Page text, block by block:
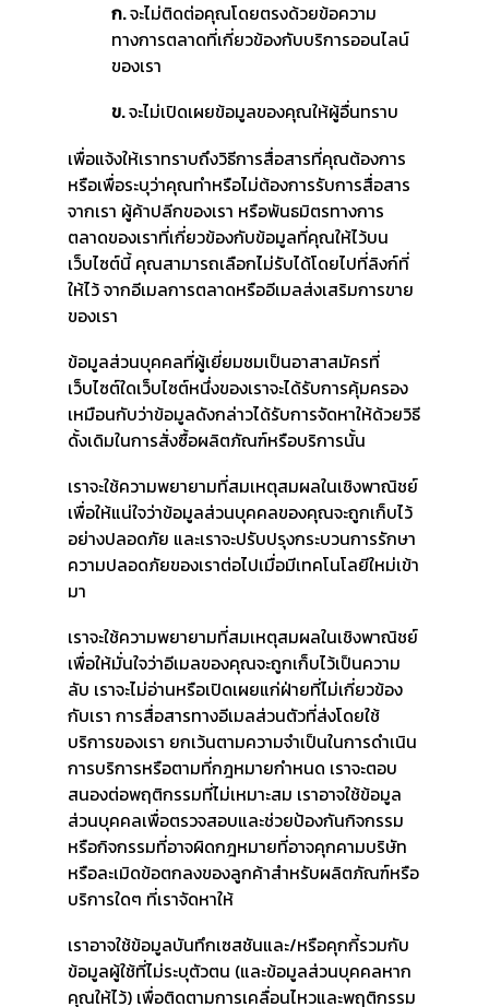
ก.จะไม่ติดต่อคุณโดยตรงด้วยข้อความ
ทางการตลาดที่เกี่ยวข้องกับบริการออนไลน์
ของเรา
ข.จะไม่เปิดเผยข้อมูลของคุณให้ผู้อื่นทราบ
เพื่อแจ้งให้เราทราบถึงวิธีการสื่อสารที่คุณต้องการ
หรือเพื่อระบุว่าคุณทำหรือไม่ต้องการรับการสื่อสาร
จากเรา ผู้ค้าปลีกของเรา หรือพันธมิตรทางการ
ตลาดของเราที่เกี่ยวข้องกับข้อมูลที่คุณให้ไว้บน
เว็บไซต์นี้ คุณสามารถเลือกไม่รับได้โดยไปที่ลิงก์ที่
ให้ไว้ จากอีเมลการตลาดหรืออีเมลส่งเสริมการขาย
ของเรา
ข้อมูลส่วนบุคคลที่ผู้เยี่ยมชมเป็นอาสาสมัครที่
เว็บไซต์ใดเว็บไซต์หนึ่งของเราจะได้รับการคุ้มครอง
เหมือนกับว่าข้อมูลดังกล่าวได้รับการจัดหาให้ด้วยวิธี
ดั้งเดิมในการสั่งซื้อผลิตภัณฑ์หรือบริการนั้น
เราจะใช้ความพยายามที่สมเหตุสมผลในเชิงพาณิชย์
เพื่อให้แน่ใจว่าข้อมูลส่วนบุคคลของคุณจะถูกเก็บไว้
อย่างปลอดภัย และเราจะปรับปรุงกระบวนการรักษา
ความปลอดภัยของเราต่อไปเมื่อมีเทคโนโลยีใหม่เข้า
มา
เราจะใช้ความพยายามที่สมเหตุสมผลในเชิงพาณิชย์
เพื่อให้มั่นใจว่าอีเมลของคุณจะถูกเก็บไว้เป็นความ
ลับ เราจะไม่อ่านหรือเปิดเผยแก่ฝ่ายที่ไม่เกี่ยวข้อง
กับเรา การสื่อสารทางอีเมลส่วนตัวที่ส่งโดยใช้
บริการของเรา ยกเว้นตามความจำเป็นในการดำเนิน
การบริการหรือตามที่กฎหมายกำหนด เราจะตอบ
สนองต่อพฤติกรรมที่ไม่เหมาะสม เราอาจใช้ข้อมูล
ส่วนบุคคลเพื่อตรวจสอบและช่วยป้องกันกิจกรรม
หรือกิจกรรมที่อาจผิดกฎหมายที่อาจคุกคามบริษัท
หรือละเมิดข้อตกลงของลูกค้าสำหรับผลิตภัณฑ์หรือ
บริการใดๆ ที่เราจัดหาให้
เราอาจใช้ข้อมูลบันทึกเซสชันและ/หรือคุกกี้รวมกับ
ข้อมูลผู้ใช้ที่ไม่ระบุตัวตน (และข้อมูลส่วนบุคคลหาก
คุณให้ไว้) เพื่อติดตามการเคลื่อนไหวและพฤติกรรม